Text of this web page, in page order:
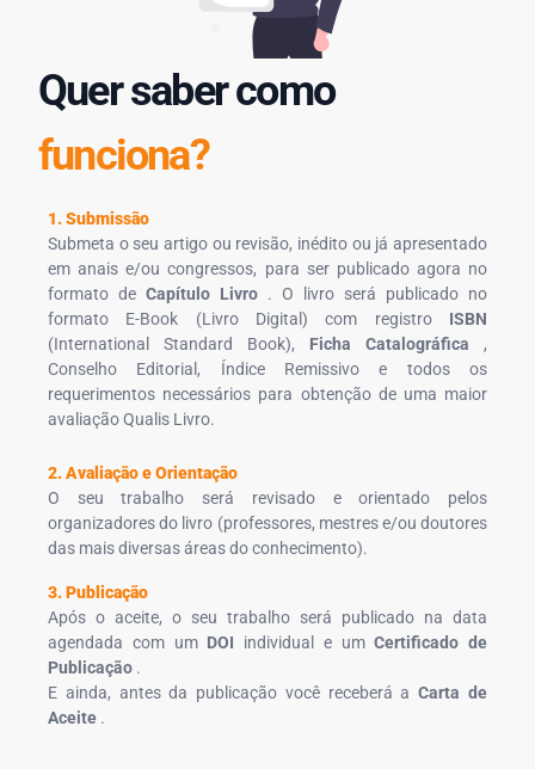
Quer saber como
funciona?
1. Submissão
Submeta o seu artigo ou revisão, inédito ou já apresentado
em anais e/ou congressos, para ser publicado agora no
formato de Capítulo Livro . O livro será publicado no
formato E-Book (Livro Digital) com registro ISBN
(International Standard Book), Ficha Catalográfica ,
Conselho Editorial, Índice Remissivo e todos os
requerimentos necessários para obtenção de uma maior
avaliação Qualis Livro.
2. Avaliação e Orientação
O seu trabalho será revisado e orientado pelos
organizadores do livro (professores, mestres e/ou doutores
das mais diversas áreas do conhecimento).
3. Publicação
Após o aceite, o seu trabalho será publicado na data
agendada com um DOI individual e umCertificado de
Publicação .
E ainda, antes da publicação você receberá aCarta de
Aceite .